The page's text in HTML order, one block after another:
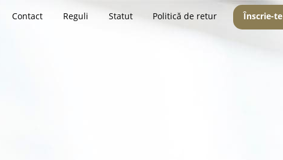
Contact Reguli Statut Politică de retur Înscrie-te